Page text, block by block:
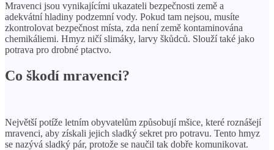
Mravenci jsou vynikajícími ukazateli bezpečnosti země a
adekvátní hladiny podzemní vody. Pokud tam nejsou, musíte
zkontrolovat bezpečnost místa, zda není země kontaminována
chemikáliemi. Hmyz ničí slimáky, larvy škůdců. Slouží také jako
potrava pro drobné ptactvo.
Co škodí mravenci?
Největší potíže letním obyvatelům způsobují mšice, které roznášejí
mravenci, aby získali jejich sladký sekret pro potravu. Tento hmyz
se nazývá sladký pár, protože se naučil tak dobře komunikovat.